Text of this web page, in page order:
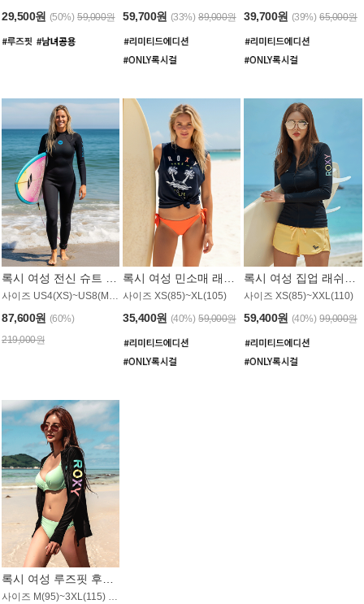
29,500원 (50%) 59,000원 59,700원 (33%) 89,000원 39,700원 (39%) 65,000원
87,600원 (60%)
219,000원
사이즈 XS(85)~XL(105)
35,400원 (40%) 59,000원
사이즈 XS(85)~XXL(110)
59,400원 (40%) 99,000원
록시 여성 루즈핏 후드 래쉬가드 WT900BRX
사이즈 M(95)~3XL(115) / 롱기장 타입